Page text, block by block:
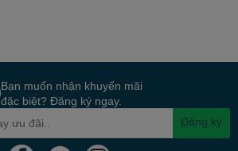
Bạn muốn nhận khuyến mãi
đặc biệt? Đăng ký ngay.
Đăng ký